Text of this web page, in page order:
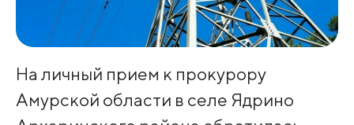
На личный прием к прокурору
Амурской области в селе Ядрино